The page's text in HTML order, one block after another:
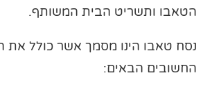
הטאבו ותשריט הבית המשותף.
נסח טאבו הינו מסמך אשר כולל את
החשובים הבאים: